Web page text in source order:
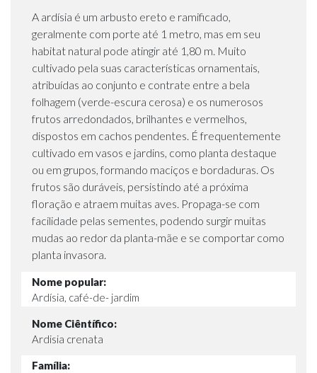
A ardísia é um arbusto ereto e ramificado,
geralmente com porte até 1 metro, mas em seu
habitat natural pode atingir até 1,80 m. Muito
cultivado pela suas características ornamentais,
atribuídas ao conjunto e contrate entre a bela
folhagem (verde-escura cerosa) e os numerosos
frutos arredondados, brilhantes e vermelhos,
dispostos em cachos pendentes. É frequentemente
cultivado em vasos e jardins, como planta destaque
ou em grupos, formando maciços e bordaduras. Os
frutos são duráveis, persistindo até a próxima
floração e atraem muitas aves. Propaga-se com
facilidade pelas sementes, podendo surgir muitas
mudas ao redor da planta-mãe e se comportar como
planta invasora.
Nome popular:
Ardísia, café-de- jardim
Nome Ciêntífico:
Ardisia crenata
Família: